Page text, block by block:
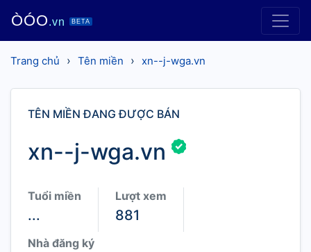
ÒÓO.vn BETA
Trang chủ › Tên miền › xn--j-wga.vn
TÊN MIỀN ĐANG ĐƯỢC BÁN
xn--j-wga.vn
Tuổi miền
...
Lượt xem
881
Nhà đăng ký